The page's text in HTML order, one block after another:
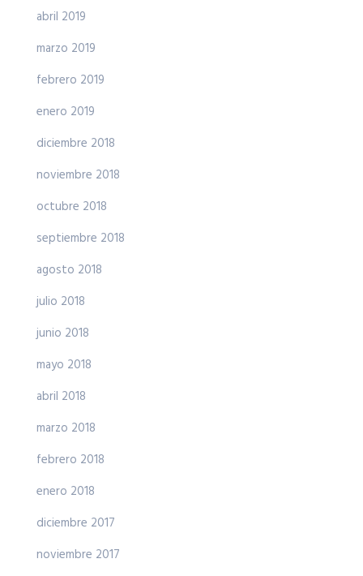
abril 2019
marzo 2019
febrero 2019
enero 2019
diciembre 2018
noviembre 2018
octubre 2018
septiembre 2018
agosto 2018
julio 2018
junio 2018
mayo 2018
abril 2018
marzo 2018
febrero 2018
enero 2018
diciembre 2017
noviembre 2017